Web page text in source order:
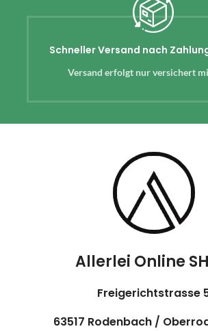
Schneller Versand nach
Versand erfolgt nur versichert
Allerlei Online
Freigerichtstrasse
63517 Rodenbach /